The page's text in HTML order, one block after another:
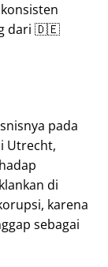
dari 🇩🇪
pada
Utrecht,
di
karena
sebagai